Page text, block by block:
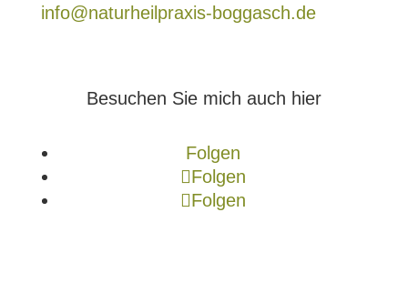
info@naturheilpraxis-boggasch.de
Besuchen Sie mich auch hier
Folgen
Folgen
Folgen